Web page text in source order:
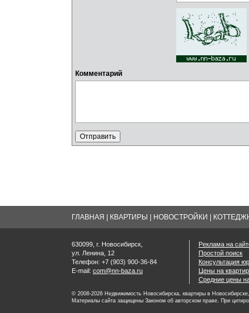
Комментарий
ГЛАВНАЯ КВАРТИРЫ НОВОСТРОЙКИ
630099, г. Новосибирск,
ул. Ленина, 12
Телефон: +7 (903) 900-36-84
E-mail: com@nn-baza.ru
Реклама на
Простой поиск
Консультация
Цены на
Средние цены
© 2008-2026 Недвижимость Новосибирска, квартиры в
Материалы сайта защищены Законом об авторском праве. При